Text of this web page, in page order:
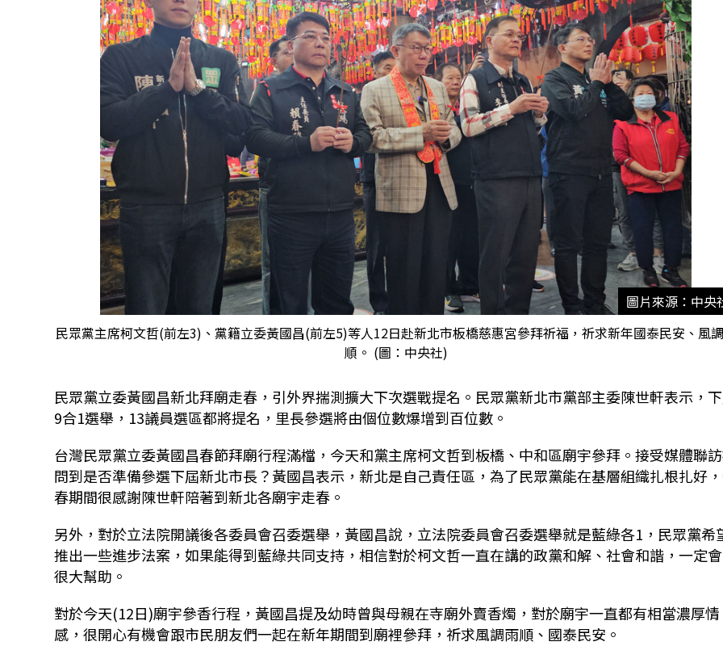
圖片來源：中央
民眾黨主席柯文哲(前左3)、黨籍立委黃國昌(前左5)等人12日赴新北市板橋慈惠宮參拜祈福，祈求新年國泰民安、風
順。 (圖：中央社)
民眾黨立委黃國昌新北拜廟走春，引外界揣測擴大下次選戰提名。民眾黨新北市黨部主委陳世軒表示，
9合1選舉，13議員選區都將提名，里長參選將由個位數爆增到百位數。
台灣民眾黨立委黃國昌春節拜廟行程滿檔，今天和黨主席柯文哲到板橋、中和區廟宇參拜。接受媒體聯
問到是否準備參選下屆新北市長？黃國昌表示，新北是自己責任區，為了民眾黨能在基層組織扎根扎好
春期間很感謝陳世軒陪著到新北各廟宇走春。
另外，對於立法院開議後各委員會召委選舉，黃國昌說，立法院委員會召委選舉就是藍綠各1，民眾黨希
推出一些進步法案，如果能得到藍綠共同支持，相信對於柯文哲一直在講的政黨和解、社會和諧，一定
很大幫助。
對於今天(12日)廟宇參香行程，黃國昌提及幼時曾與母親在寺廟外賣香燭，對於廟宇一直都有相當濃厚情
感，很開心有機會跟市民朋友們一起在新年期間到廟裡參拜，祈求風調雨順、國泰民安。